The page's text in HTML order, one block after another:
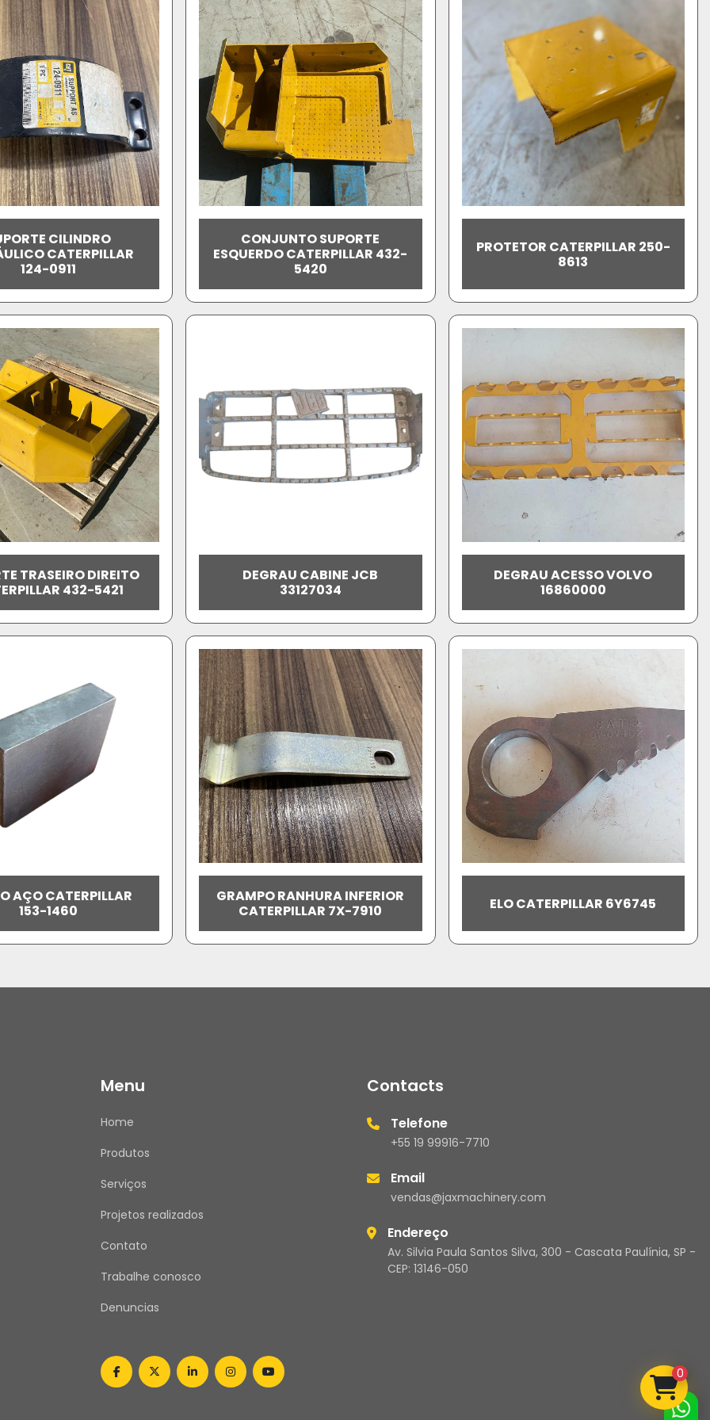
CILINDRO
CATERPILLAR
124-0911
CONJUNTO SUPORTE
ESQUERDO CATERPILLAR 432-
5420
PROTETOR CATERPILLAR 250-
8613
TRASEIRO DIREITO
432-5421
DEGRAU CABINE JCB
33127034
DEGRAU ACESSO VOLVO
16860000
AÇO CATERPILLAR
153-1460
GRAMPO RANHURA INFERIOR
CATERPILLAR 7X-7910
ELO CATERPILLAR 6Y6745
Menu
Home
Produtos
Serviços
Projetos realizados
Contato
Trabalhe conosco
Denuncias
Contacts
Telefone
+55 19 99916-7710
Email
vendas@jaxmachinery.com
Endereço
Av. Silvia Paula Santos Silva, 300 - Cascata Paulínia, SP -
CEP: 13146-050
facebooktwitterlinkedininstagramyoutube 0